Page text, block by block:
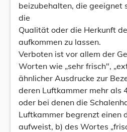
beizubehalten, die geeignet
die
Qualität oder die Herkunft
aufkommen zu lassen.
Verboten ist vor allem der
Worten wie „sehr frisch",
ähnlicher Ausdrucke zur
deren Luftkammer mehr als
oder bei denen die
Luftkammer begrenzt einen
aufweist, b) des Wortes